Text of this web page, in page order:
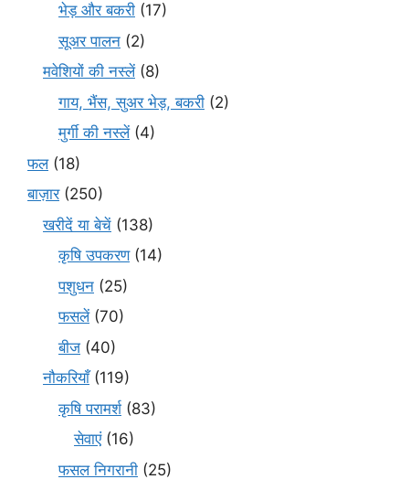
भेड़ और बकरी (17)
सूअर पालन (2)
मवेशियों की नस्लें(8)
गाय, भैंस, सुअर भेड़, बकरी (2)
मुर्गी की नस्लें(4)
फल(18)
बाज़ार(250)
खरीदें या बेचें (138)
कृषि उपकरण(14)
पशुधन (25)
फसलें(70)
बीज (40)
नौकरियाँ(119)
कृषि परामर्श(83)
सेवाएं(16)
फसल निगरानी (25)